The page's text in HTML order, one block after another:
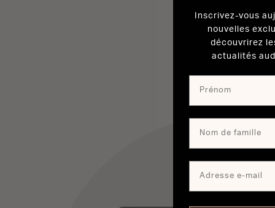
Inscrivez-vous
nouvelles
découvrirez
actualités